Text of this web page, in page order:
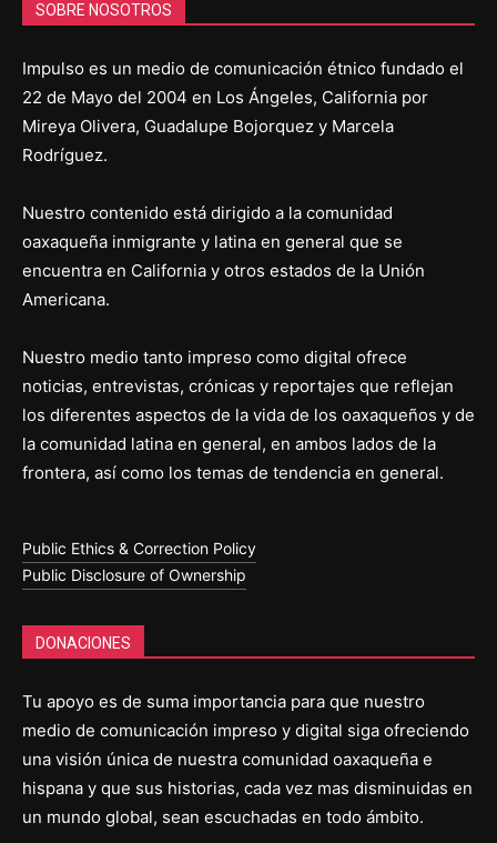
SOBRE NOSOTROS
Impulso es un medio de comunicación étnico fundado el
22 de Mayo del 2004 en Los Ángeles, California por
Mireya Olivera, Guadalupe Bojorquez y Marcela
Rodríguez.
Nuestro contenido está dirigido a la comunidad
oaxaqueña inmigrante y latina en general que se
encuentra en California y otros estados de la Unión
Americana.
Nuestro medio tanto impreso como digital ofrece
noticias, entrevistas, crónicas y reportajes que reflejan
los diferentes aspectos de la vida de los oaxaqueños y de
la comunidad latina en general, en ambos lados de la
frontera, así como los temas de tendencia en general.
Public Ethics & Correction Policy
Public Disclosure of Ownership
DONACIONES
Tu apoyo es de suma importancia para que nuestro
medio de comunicación impreso y digital siga ofreciendo
una visión única de nuestra comunidad oaxaqueña e
hispana y que sus historias, cada vez mas disminuidas en
un mundo global, sean escuchadas en todo ámbito.